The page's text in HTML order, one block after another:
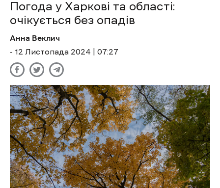
Погода у Харкові та області:
очікується без опадів
Анна Веклич
- 12 Листопада 2024 | 07:27